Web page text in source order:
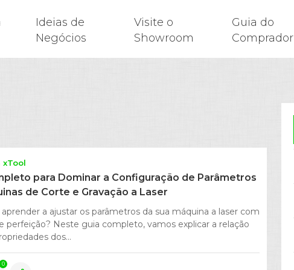
Ideias de
Negócios
Visite o
Showroom
Guia do
Comprador
para Dominar a Configuração de Parâmetros
de Corte e Gravação a Laser
a ajustar os parâmetros da sua máquina a laser com
perfeição? Neste guia completo, vamos explicar a relação
dos...
0